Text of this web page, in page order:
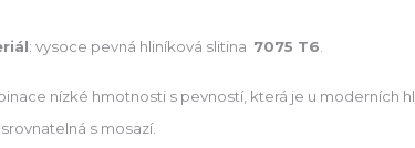
: vysoce pevná hliníková slitina 7075 T6
nízké hmotnosti s pevností, která je u moderních
s mosazí.